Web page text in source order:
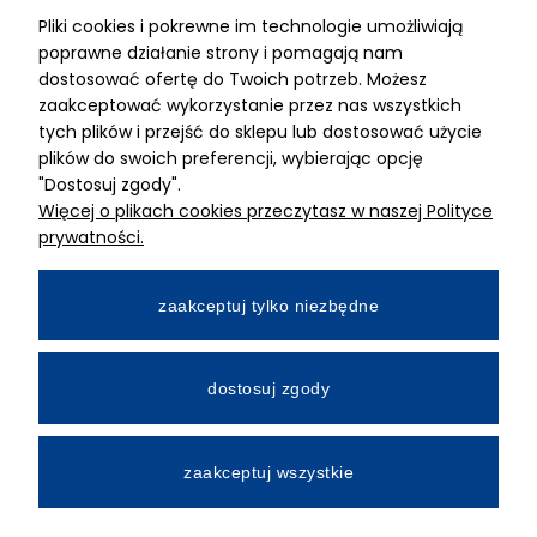
ADRES
MIMARI sp z o.o.
ul. Kurkowa 12
50-210 Wrocław
Dane rejestracyjne
NIP:8982325327
Wpłacony w całości
Numer konta bankowego
All Rights Reserved © 2026 Mimari.com.pl
Pliki cookies i pokrewne im technologie umożliwiają
poprawne działanie strony i pomagają nam
dostosować ofertę do Twoich potrzeb. Możesz
zaakceptować wykorzystanie przez nas wszystkich
tych plików i przejść do sklepu lub dostosować użycie
plików do swoich preferencji, wybierając opcję
"Dostosuj zgody".
Więcej o plikach cookies przeczytasz w naszej Polityce
prywatności.
zaakceptuj tylko niezbędne
dostosuj zgody
zaakceptuj wszystkie